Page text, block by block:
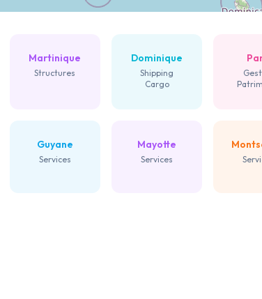
Martinique
Structures
Dominique
Shipping
Cargo
Guyane
Services
Mayotte
Services